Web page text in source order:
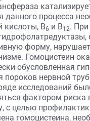
процесса
кислоты, В6 и В12. При
форму,
Гомоцистеин
обусловленная
нервной
исследований
фактором риска
целью
гомоцистеина,